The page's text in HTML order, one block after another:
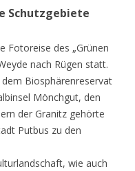
Schutzgebiete
Fotoreise des „Grünen
nach Rügen statt.
Biosphärenreservat
Mönchgut, den
der Granitz gehörte
Putbus zu den
wie auch